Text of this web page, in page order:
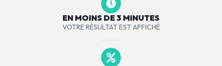
EN MOINS DE 3 MINUTES
VOTRE RÉSULTAT EST AFFICHÉ